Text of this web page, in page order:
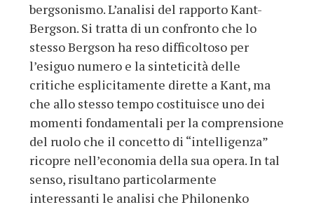
bergsonismo. L’analisi del rapporto Kant-
Bergson. Si tratta di un confronto che lo
stesso Bergson ha reso difficoltoso per
l’esiguo numero e la sinteticità delle
critiche esplicitamente dirette a Kant, ma
che allo stesso tempo costituisce uno dei
momenti fondamentali per la comprensione
del ruolo che il concetto di “intelligenza”
ricopre nell’economia della sua opera. In tal
senso, risultano particolarmente
interessanti le analisi che Philonenko